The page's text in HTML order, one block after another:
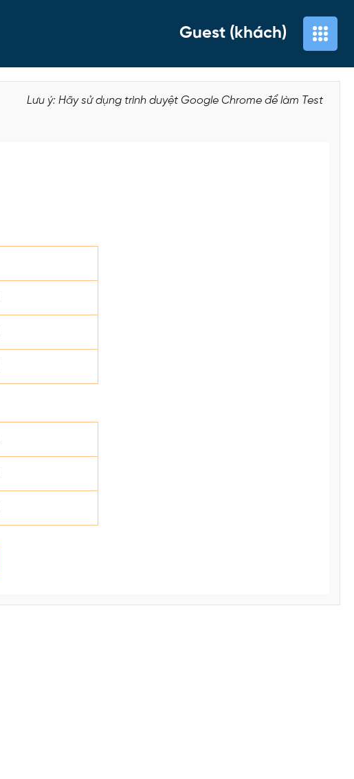
Guest (khách)
Lưu ý: Hãy sử dụng trình duyệt Google Chrome để làm Test